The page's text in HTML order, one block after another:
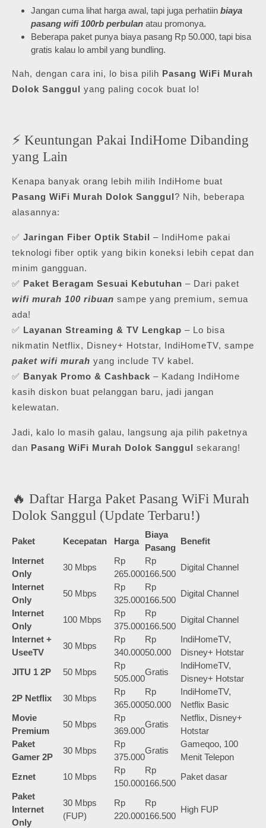
Jangan cuma lihat harga awal, tapi juga perhatiin biaya
pasang wifi 100rb perbulan atau promonya.
Beberapa paket punya biaya pasang Rp 50.000, tapi bisa
gratis kalau lo ambil yang bundling.
Nah, dengan cara ini, lo bisa pilih Pasang WiFi Murah
Dolok Sanggul yang paling cocok buat lo!
⚡ Keuntungan Pakai IndiHome Dibanding
yang Lain
Kenapa banyak orang lebih milih IndiHome buat
Pasang WiFi Murah Dolok Sanggul? Nih, beberapa
alasannya:
✅ Jaringan Fiber Optik Stabil – IndiHome pakai
teknologi fiber optik yang bikin koneksi lebih cepat dan
minim gangguan.
✅ Paket Beragam Sesuai Kebutuhan – Dari paket
wifi murah 100 ribuan sampe yang premium, semua
ada!
✅ Layanan Streaming & TV Lengkap – Lo bisa
nikmatin Netflix, Disney+ Hotstar, IndiHomeTV, sampe
paket wifi murah yang include TV kabel.
✅ Banyak Promo & Cashback – Kadang IndiHome
kasih diskon buat pelanggan baru, jadi jangan
kelewatan.
Jadi, kalo lo masih galau, langsung aja pilih paketnya
dan Pasang WiFi Murah Dolok Sanggul sekarang!
🔥 Daftar Harga Paket Pasang WiFi Murah
Dolok Sanggul (Update Terbaru!)
Paket Kecepatan Harga
Biaya
Pasang
Benefit
Internet
Only
30 Mbps
Rp
265.000
Rp
166.500
Digital Channel
Internet
Only
50 Mbps
Rp
325.000
Rp
166.500
Digital Channel
Internet
Only
100 Mbps
Rp
375.000
Rp
166.500
Digital Channel
Internet +
UseeTV
30 Mbps
Rp
340.000
Rp
50.000
IndiHomeTV,
Disney+ Hotstar
JITU 1 2P
50 Mbps
Rp
505.000
Gratis
IndiHomeTV,
Disney+ Hotstar
2P Netflix
30 Mbps
Rp
365.000
Rp
50.000
IndiHomeTV,
Netflix Basic
Movie
Premium
50 Mbps
Rp
369.000
Gratis
Netflix, Disney+
Hotstar
Paket
Gamer 2P
30 Mbps
Rp
375.000
Gratis
Gameqoo, 100
Menit Telepon
Eznet
10 Mbps
Rp
150.000
Rp
166.500
Paket dasar
Paket
Internet
Only
30 Mbps
(FUP)
Rp
220.000
Rp
166.500
High FUP